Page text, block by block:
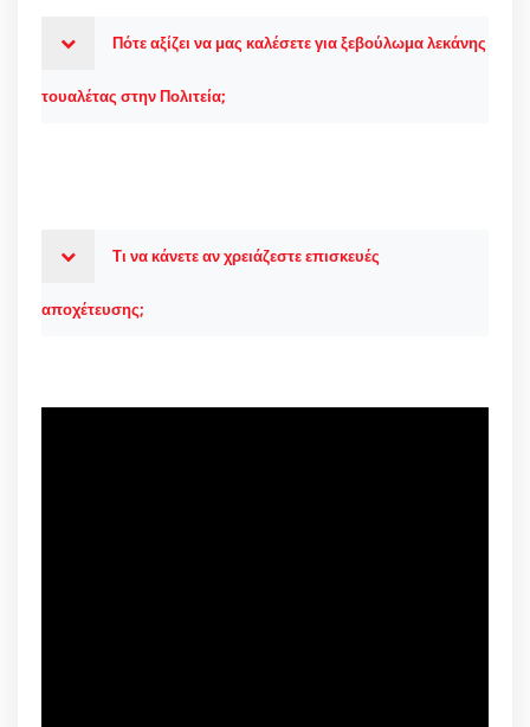
Πότε αξίζει να μας καλέσετε για ξεβούλωμα λεκάνης
τουαλέτας στην Πολιτεία;
Τι να κάνετε αν χρειάζεστε επισκευές
αποχέτευσης;